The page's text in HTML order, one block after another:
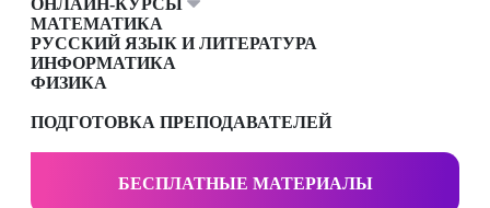
МАТЕМАТИКА
РУССКИЙ ЯЗЫК И ЛИТЕРАТУРА
ИНФОРМАТИКА
ФИЗИКА
ПОДГОТОВКА ПРЕПОДАВАТЕЛЕЙ
БЕСПЛАТНЫЕ МАТЕРИАЛЫ